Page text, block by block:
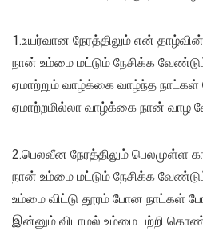
1.உயர்வான நேரத்திலும் என்
நான் உம்மை மட்டும் நேசிக்க
ஏமாற்றும் வாழ்க்கை வாழ்ந்த நாட்கள்
ஏமாற்றமில்லா வாழ்க்கை நான் வாழ
2.பெலவீன நேரத்திலும் பெலமுள்ள
நான் உம்மை மட்டும் நேசிக்க
உம்மை விட்டு தூரம் போன நாட்கள்
இன்னும் விடாமல் உம்மை பற்றி